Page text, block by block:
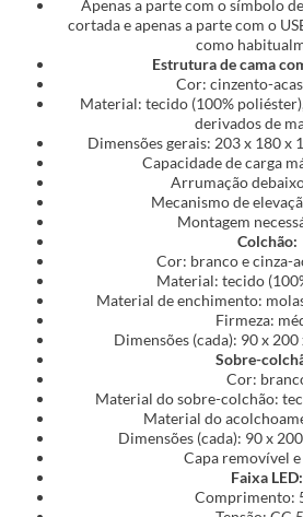
Apenas a parte com o símbolo
cortada e apenas a parte com o
como
Estrutura de cama
Cor: cinzento-
Material: tecido (100%
derivados de
Dimensões gerais: 203 x 180 x
Capacidade de carga
Arrumação
Mecanismo de
Montagem
Colchão:
Cor: branco e cinza-
Material: tecido
Material de enchimento:
Firmeza:
Dimensões (cada): 90 x 200
Sobre-
Cor:
Material do sobre-colchão:
Material do
Dimensões (cada): 90 x
Capa removível
Faixa LED:
Comprimento: